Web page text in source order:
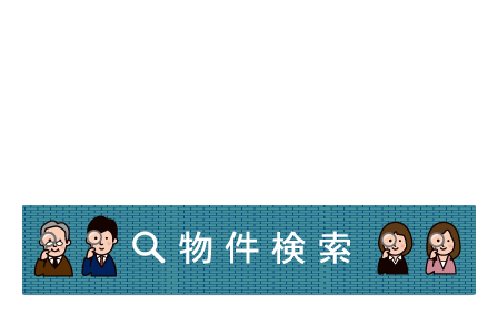
等への対応をさせて頂く場合
その他、ご利用者様に事前にお知らせし、
ご同意を頂いた目的の場合
●上記目的以外の利用について